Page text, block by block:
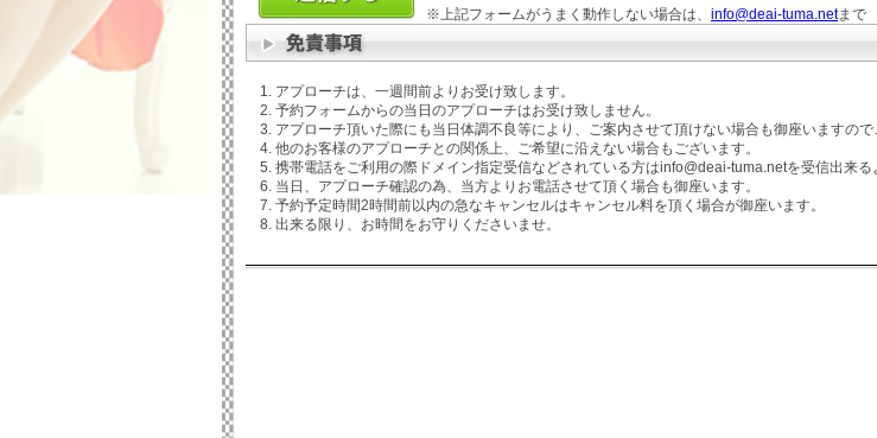
※上記フォームがうまく動作しない場合は、 info@deai-tuma.netまで
アプローチは、一週間前よりお受け致します。
予約フォームからの当日のアプローチはお受け致しません。
アプローチ頂いた際にも当日体調不良等により、ご案内させて頂けない場合も御座いますので
他のお客様のアプローチとの関係上、ご希望に沿えない場合もございます。
携帯電話をご利用の際ドメイン指定受信などされている方はinfo@deai-tuma.netを受信出来る
当日、アプローチ確認の為、当方よりお電話させて頂く場合も御座います。
予約予定時間2時間前以内の急なキャンセルはキャンセル料を頂く場合が御座います。
出来る限り、お時間をお守りくださいませ。